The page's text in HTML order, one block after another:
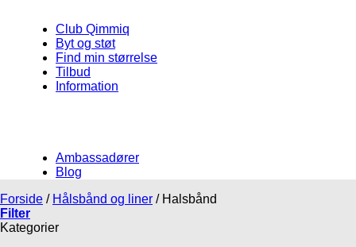
Club Qimmiq
Byt og støt
Find min størrelse
Tilbud
Information
Ambassadører
Blog
Forside / Hålsbånd og liner /Halsbånd
Filter
Kategorier